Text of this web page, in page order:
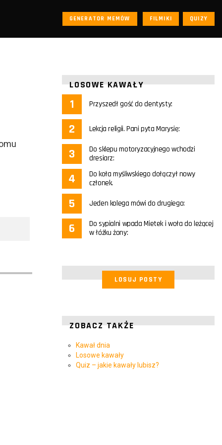
GENERATOR MEMÓW FILMIKI QUIZY
LOSOWE KAWAŁY
Przyszedł gość do dentysty:
Lekcja religii. Pani pyta Marysię:
Do sklepu motoryzacyjnego wchodzi
dresiarz:
Do koła myśliwskiego dołączył nowy
członek.
Jeden kolega mówi do drugiego:
Do sypialni wpada Mietek i woła do leżącej
w łóżku żony:
LOSUJ POSTY
ZOBACZ TAKŻE
Kawał dnia
Losowe kawały
Quiz – jakie kawały lubisz?